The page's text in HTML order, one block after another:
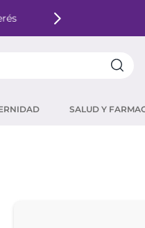
SALUD Y